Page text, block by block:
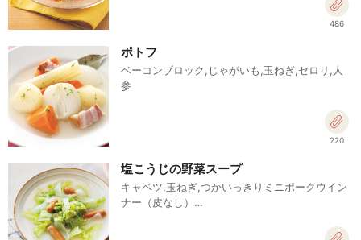
486
ポトフ
ベーコンブロック,じゃがいも,玉ねぎ,セロリ,人
参
220
塩こうじの野菜スープ
キャベツ,玉ねぎ,つかいっきりミニポークウイン
ナー（皮なし）…